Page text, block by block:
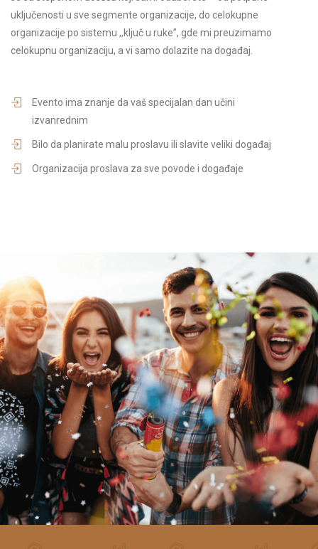
uključenosti u sve segmente organizacije, do celokupne
organizacije po sistemu ,,ključ u ruke”, gde mi preuzimamo
celokupnu organizaciju, a vi samo dolazite na događaj.
Evento ima znanje da vaš specijalan dan učini
izvanrednim
Bilo da planirate malu proslavu ili slavite veliki događaj
Organizacija proslava za sve povode i događaje